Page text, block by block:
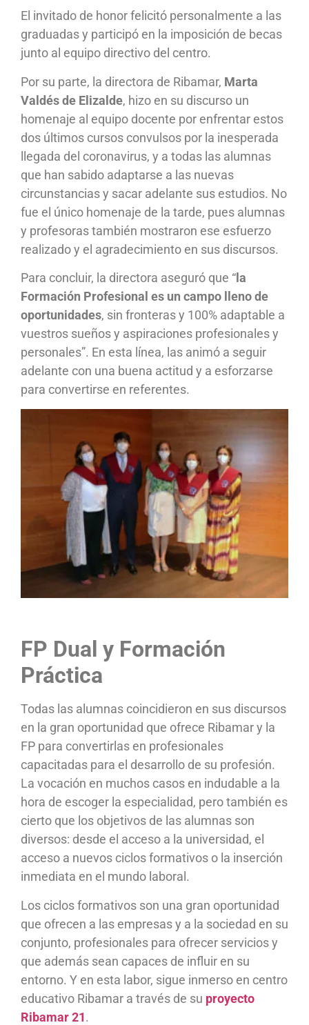
El invitado de honor felicitó personalmente a las
graduadas y participó en la imposición de becas
junto al equipo directivo del centro.
Por su parte, la directora de Ribamar, Marta
Valdés de Elizalde, hizo en su discurso un
homenaje al equipo docente por enfrentar estos
dos últimos cursos convulsos por la inesperada
llegada del coronavirus, y a todas las alumnas
que han sabido adaptarse a las nuevas
circunstancias y sacar adelante sus estudios. No
fue el único homenaje de la tarde, pues alumnas
y profesoras también mostraron ese esfuerzo
realizado y el agradecimiento en sus discursos.
Para concluir, la directora aseguró que “ la
Formación Profesional es un campo lleno de
oportunidades, sin fronteras y 100% adaptable a
vuestros sueños y aspiraciones profesionales y
personales”. En esta línea, las animó a seguir
adelante con una buena actitud y a esforzarse
para convertirse en referentes.
FP Dual y Formación
Práctica
Todas las alumnas coincidieron en sus discursos
en la gran oportunidad que ofrece Ribamar y la
FP para convertirlas en profesionales
capacitadas para el desarrollo de su profesión.
La vocación en muchos casos en indudable a la
hora de escoger la especialidad, pero también es
cierto que los objetivos de las alumnas son
diversos: desde el acceso a la universidad, el
acceso a nuevos ciclos formativos o la inserción
inmediata en el mundo laboral.
Los ciclos formativos son una gran oportunidad
que ofrecen a las empresas y a la sociedad en su
conjunto, profesionales para ofrecer servicios y
que además sean capaces de influir en su
entorno. Y en esta labor, sigue inmerso en centro
educativo Ribamar a través de su proyecto
Ribamar 21.